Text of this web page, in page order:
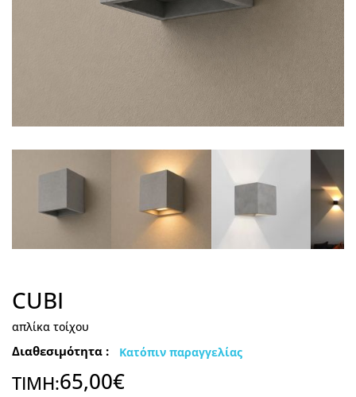
CUBI
απλίκα τοίχου
Διαθεσιμότητα : Κατόπιν παραγγελίας
ΤΙΜΗ:65,00€